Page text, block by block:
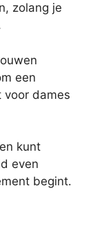
zolang je
een
voor dames
kunt
even
begint.